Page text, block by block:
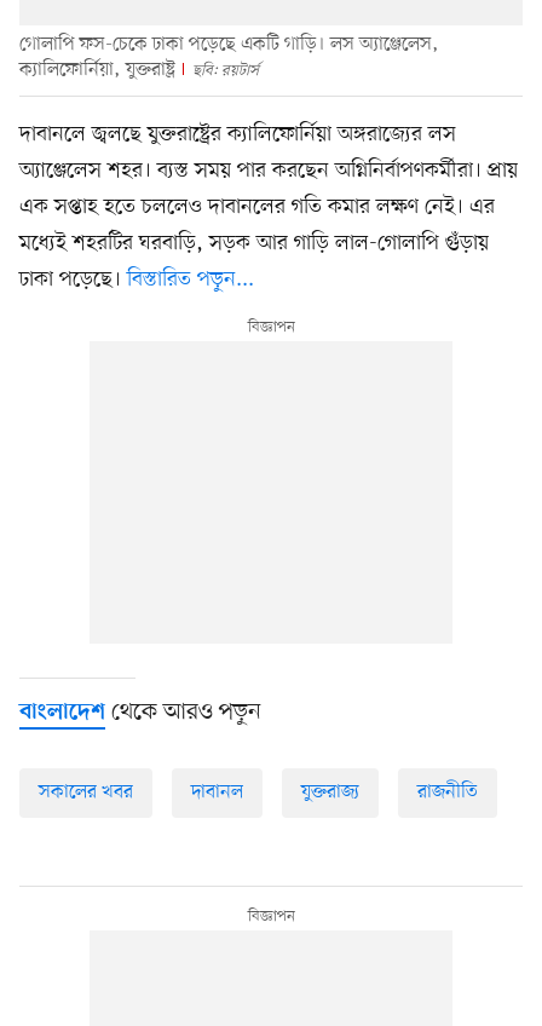
গোলাপি ফস-চেকে ঢাকা পড়েছে একটি গাড়ি। লস অ্যাঞ্জেলেস,
ক্যালিফোর্নিয়া, যুক্তরাষ্ট্র
ছবি: রয়টার্স
দাবানলে জ্বলছে যুক্তরাষ্ট্রের ক্যালিফোর্নিয়া অঙ্গরাজ্যের লস
অ্যাঞ্জেলেস শহর। ব্যস্ত সময় পার করছেন অগ্নিনির্বাপণকর্মীরা। প্রায়
এক সপ্তাহ হতে চললেও দাবানলের গতি কমার লক্ষণ নেই। এর
মধ্যেই শহরটির ঘরবাড়ি, সড়ক আর গাড়ি লাল-গোলাপি গুঁড়ায়
ঢাকা পড়েছে।বিস্তারিত পড়ুন...
বাংলাদেশ থেকে আরও পড়ুন
সকালের খবর দাবানল যুক্তরাজ্য রাজনীতি